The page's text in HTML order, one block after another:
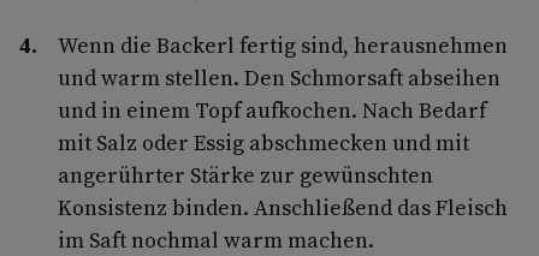
Wenn die Backerl fertig sind, herausnehmen
und warm stellen. Den Schmorsaft abseihen
und in einem Topf aufkochen. Nach Bedarf
mit Salz oder Essig abschmecken und mit
angerührter Stärke zur gewünschten
Konsistenz binden. Anschließend das Fleisch
im Saft nochmal warm machen.